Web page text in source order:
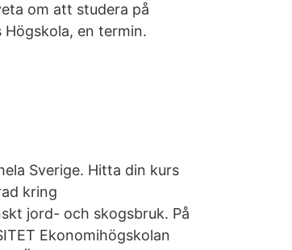
om att studera på
en termin.
Sverige. Hitta din kurs
kring
jord- och skogsbruk. På
Ekonomihögskolan